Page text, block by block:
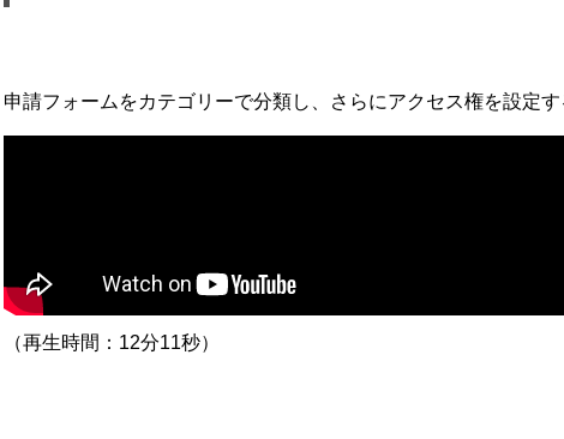
申請フォームをカテゴリーで分類し、さらにアクセス権を設定
（再生時間：12分11秒）